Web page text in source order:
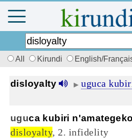
All Kirundi English/
disloyalty ▶ uguca
uguca kubiri n'amategeko
disloyalty, 2. infidelity